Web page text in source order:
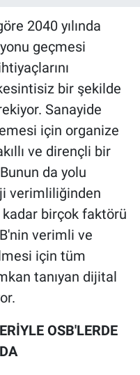
2040 yılında
geçmesi
bir şekilde
Sanayide
için organize
ve dirençli bir
da yolu
verimliliğinden
birçok faktörü
verimli ve
için tüm
tanıyan dijital
OSB'LERDE